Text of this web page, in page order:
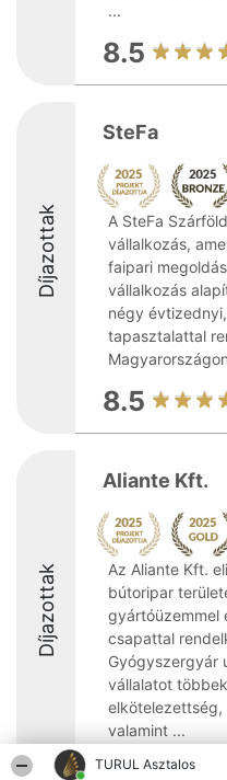
TURUL Asztalos
...
8.5
Díjazottak
SteFa
A SteFa
vállalkozás,
faipari
vállalkozás
négy
tapasztalattal
8.5
Díjazottak
Aliante Kft.
Az Aliante Kft.
bútoripar
gyártóüzemmel
csapattal
Gyógyszergyár
vállalatot
elkötelezettség,
valamint ...
9